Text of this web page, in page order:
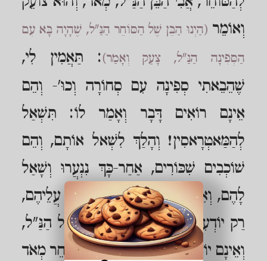
וְאוֹמֵר (הַיְנוּ הַבֵּן שֶׁל הַסּוֹחֵר הַנַּ"ל, שֶׁהָיָה בָּא עִם
הַסְּפִינָה הַנַּ"ל, צָעַק וְאָמַר): תַּאֲמִין לִי,
שֶׁהֵבֵאתִי סְפִינָה עִם סְחוֹרָה וְכוּ'- וְהֵם
אֵינָם רוֹאִים דָּבָר וְאָמַר לוֹ: תִּשְׁאַל
לְהַמַּאטְרָאסִין! וְהָלַךְ לִשְׁאל אוֹתָם, וְהֵם
שׁוֹכְבִים שִׁכּוֹרִים, אַחַר-כָּךְ נִנְעֲרוּ וְשָׁאַל
לָהֶם, וְאֵינָם יוֹדְעִים כְּלָל מֶה עָבַר עֲלֵיהֶם,
רַק יוֹדְעִים, שֶׁהֵבִיאוּ סְפִינָה עִם כָּל הַנַּ"ל,
וְאֵינָם יוֹדְעִים הֵיכָן הוּא וְחָרָה הַסּוֹחֵר מְאֹד